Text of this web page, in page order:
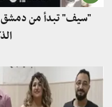
"سيف" تبدأ من دمشق..